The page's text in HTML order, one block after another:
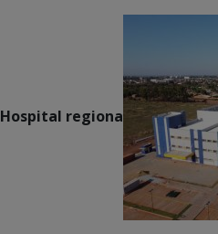
Hospital regiona